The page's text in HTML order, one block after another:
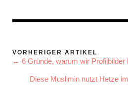
VORHERIGER ARTIKEL
← 6 Gründe, warum wir Profilbilder
Diese Muslimin nutzt Hetze